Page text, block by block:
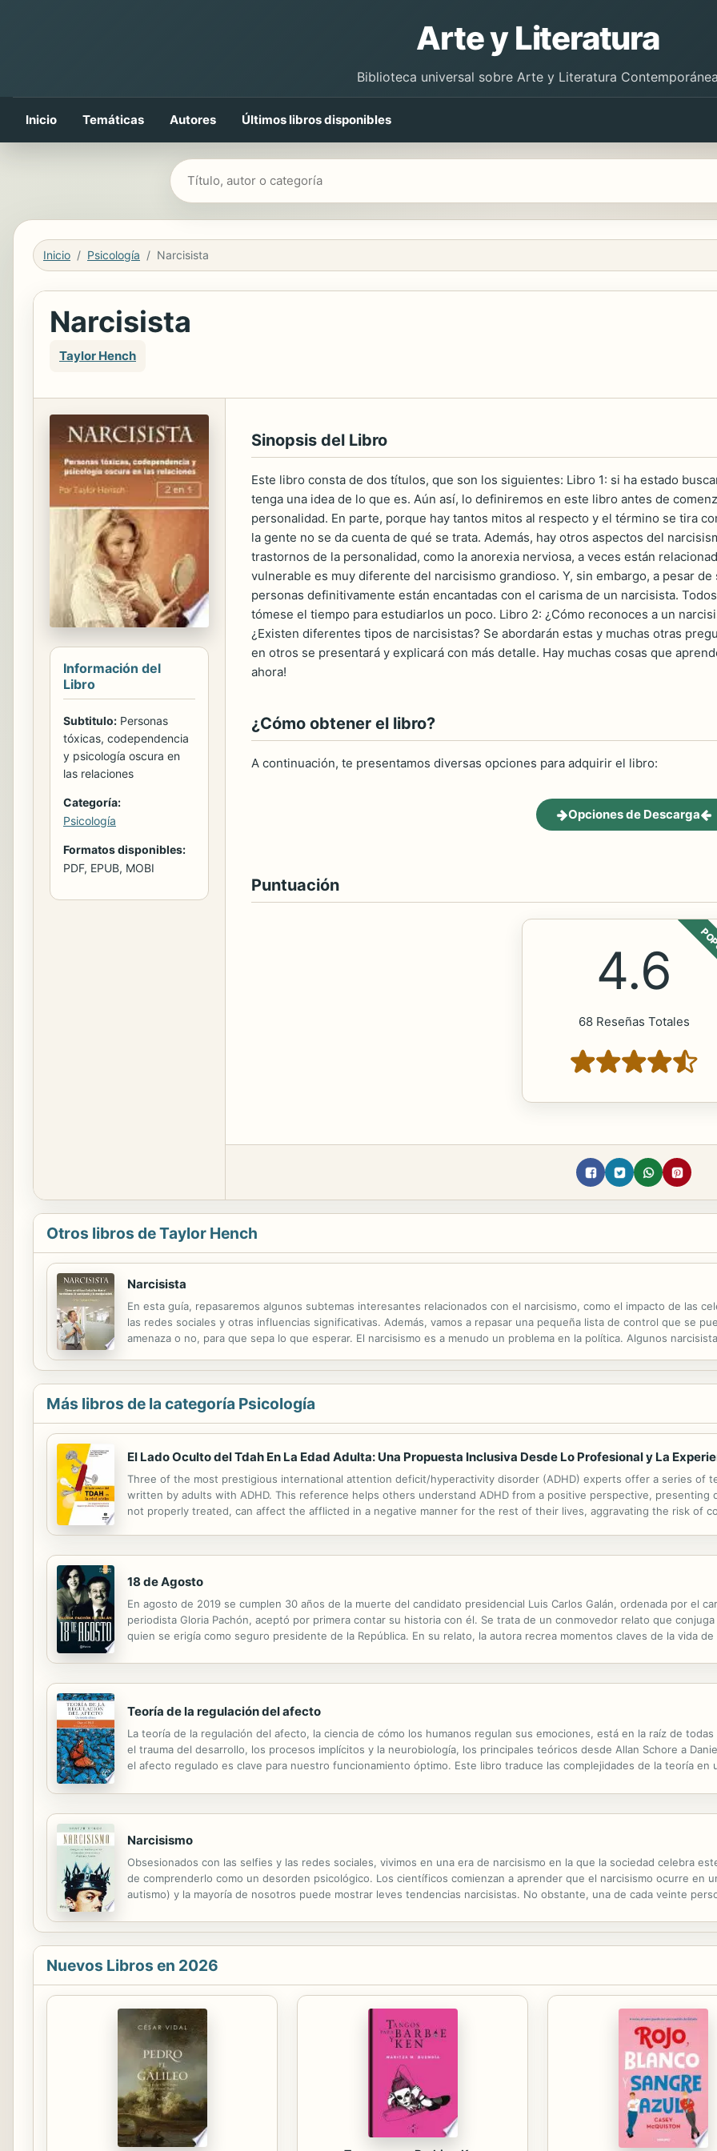
Arte y Literatura
Biblioteca universal sobre Arte y Literatura
Inicio Temáticas Autores Últimos libros disponibles
Buscar libros
Inicio Psicología Narcisista
Narcisista
Taylor Hench
Información del
Libro
Subtitulo: Personas
tóxicas, codependencia
y psicología oscura en
las relaciones
Categoría:
Psicología
Formatos disponibles:
PDF, EPUB, MOBI
Sinopsis del Libro
Este libro consta de dos títulos, que son los siguientes: Libro 1: si ha estado
tenga una idea de lo que es. Aún así, lo definiremos en este libro antes de
personalidad. En parte, porque hay tantos mitos al respecto y el término se tira
la gente no se da cuenta de qué se trata. Además, hay otros aspectos del
trastornos de la personalidad, como la anorexia nerviosa, a veces están
vulnerable es muy diferente del narcisismo grandioso. Y, sin embargo, a pesar
personas definitivamente están encantadas con el carisma de un narcisista.
tómese el tiempo para estudiarlos un poco. Libro 2: ¿Cómo reconoces a un
¿Existen diferentes tipos de narcisistas? Se abordarán estas y muchas otras
en otros se presentará y explicará con más detalle. Hay muchas cosas que
ahora!
¿Cómo obtener el libro?
A continuación, te presentamos diversas opciones para adquirir el libro:
Opciones de Descarga
Puntuación
4.6
68 Reseñas Totales
Otros libros de Taylor Hench
Narcisista
En esta guía, repasaremos algunos subtemas interesantes relacionados con el narcisismo, como el impacto de las
las redes sociales y otras influencias significativas. Además, vamos a repasar una pequeña lista de control que se
amenaza o no, para que sepa lo que esperar. El narcisismo es a menudo un problema en la política. Algunos
Más libros de la categoría Psicología
El Lado Oculto del Tdah En La Edad Adulta: Una Propuesta Inclusiva Desde Lo Profesional y La
Three of the most prestigious international attention deficit/hyperactivity disorder (ADHD) experts offer a series of
written by adults with ADHD. This reference helps others understand ADHD from a positive perspective,
not properly treated, can affect the afflicted in a negative manner for the rest of their lives, aggravating the risk of
18 de Agosto
En agosto de 2019 se cumplen 30 años de la muerte del candidato presidencial Luis Carlos Galán, ordenada por el
periodista Gloria Pachón, aceptó por primera contar su historia con él. Se trata de un conmovedor relato que
quien se erigía como seguro presidente de la República. En su relato, la autora recrea momentos claves de la vida
Teoría de la regulación del afecto
La teoría de la regulación del afecto, la ciencia de cómo los humanos regulan sus emociones, está en la raíz de
el trauma del desarrollo, los procesos implícitos y la neurobiología, los principales teóricos desde Allan Schore a
el afecto regulado es clave para nuestro funcionamiento óptimo. Este libro traduce las complejidades de la teoría en
Narcisismo
Obsesionados con las selfies y las redes sociales, vivimos en una era de narcisismo en la que la sociedad celebra
de comprenderlo como un desorden psicológico. Los científicos comienzan a aprender que el narcisismo ocurre en
autismo) y la mayoría de nosotros puede mostrar leves tendencias narcisistas. No obstante, una de cada veinte
Nuevos Libros en 2026